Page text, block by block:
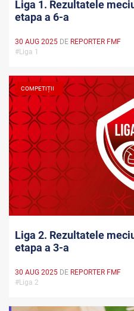
Liga 1. Rezultatele
etapa a 6-a
30 AUG 2025 DE REPORTER FMF
#Liga 1
COMPETIȚII
Liga 2. Rezultatele
etapa a 3-a
30 AUG 2025 DE REPORTER FMF
#Liga 2